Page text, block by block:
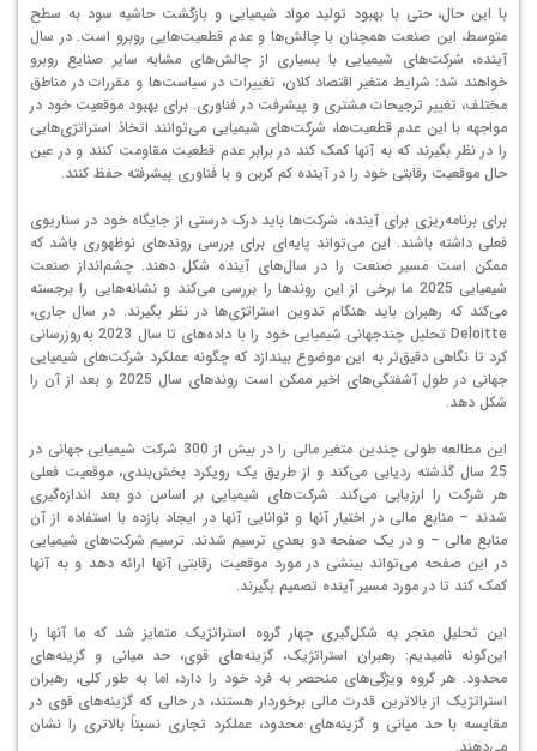
با این حال، حتی با بهبود تولید مواد شیمیایی و بازگشت حاشیه سود به سطح
متوسط، این صنعت همچنان با چالش‌ها و عدم قطعیت‌هایی روبرو است. در سال
آینده، شرکت‌های شیمیایی با بسیاری از چالش‌های مشابه سایر صنایع روبرو
خواهند شد: شرایط متغیر اقتصاد کلان، تغییرات در سیاست‌ها و مقررات در مناطق
مختلف، تغییر ترجیحات مشتری و پیشرفت در فناوری. برای بهبود موقعیت خود در
مواجهه با این عدم قطعیت‌ها، شرکت‌های شیمیایی می‌توانند اتخاذ استراتژی‌هایی
را در نظر بگیرند که به آنها کمک کند در برابر عدم قطعیت مقاومت کنند و در عین
حال موقعیت رقابتی خود را در آینده کم کربن و با فناوری پیشرفته حفظ کنند.
برای برنامه‌ریزی برای آینده، شرکت‌ها باید درک درستی از جایگاه خود در سناریوی
فعلی داشته باشند. این می‌تواند پایه‌ای برای بررسی روندهای نوظهوری باشد که
ممکن است مسیر صنعت را در سال‌های آینده شکل دهند. چشم‌انداز صنعت
شیمیایی 2025 ما برخی از این روندها را بررسی می‌کند و نشانه‌هایی را برجسته
می‌کند که رهبران باید هنگام تدوین استراتژی‌ها در نظر بگیرند. در سال جاری،
Deloitte تحلیل چندجهانی شیمیایی خود را با داده‌های تا سال 2023 به‌روزرسانی
کرد تا نگاهی دقیق‌تر به این موضوع بیندازد که چگونه عملکرد شرکت‌های شیمیایی
جهانی در طول آشفتگی‌های اخیر ممکن است روندهای سال 2025 و بعد از آن را
شکل دهد.
این مطالعه طولی چندین متغیر مالی را در بیش از 300 شرکت شیمیایی جهانی در
25 سال گذشته ردیابی می‌کند و از طریق یک رویکرد بخش‌بندی، موقعیت فعلی
هر شرکت را ارزیابی می‌کند. شرکت‌های شیمیایی بر اساس دو بعد اندازه‌گیری
شدند – منابع مالی در اختیار آنها و توانایی آنها در ایجاد بازده با استفاده از آن
منابع مالی – و در یک صفحه دو بعدی ترسیم شدند. ترسیم شرکت‌های شیمیایی
در این صفحه می‌تواند بینشی در مورد موقعیت رقابتی آنها ارائه دهد و به آنها
کمک کند تا در مورد مسیر آینده تصمیم بگیرند.
این تحلیل منجر به شکل‌گیری چهار گروه استراتژیک متمایز شد که ما آنها را
این‌گونه نامیدیم: رهبران استراتژیک، گزینه‌های قوی، حد میانی و گزینه‌های
محدود. هر گروه ویژگی‌های منحصر به فرد خود را دارد، اما به طور کلی، رهبران
استراتژیک از بالاترین قدرت مالی برخوردار هستند، در حالی که گزینه‌های قوی در
مقایسه با حد میانی و گزینه‌های محدود، عملکرد تجاری نسبتاً بالاتری را نشان